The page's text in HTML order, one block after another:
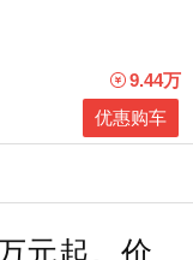
9.44万
优惠购车
元起。价